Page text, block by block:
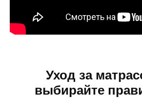
Уход за
выбирайте